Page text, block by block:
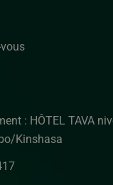
: HÔTEL TAVA
Kinshasa